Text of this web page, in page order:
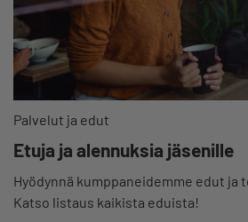
Palvelut ja edut
Etuja ja alennuksia jäsenille
Hyödynnä kumppaneidemme edut ja
Katso listaus kaikista eduista!